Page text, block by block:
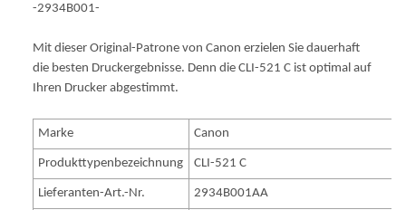
-2934B001-
Mit dieser Original-Patrone von Canon erzielen Sie dauerhaft
die besten Druckergebnisse. Denn die CLI-521 C ist optimal auf
Ihren Drucker abgestimmt.
Marke Canon
Produkttypenbezeichnung CLI-521 C
Lieferanten-Art.-Nr. 2934B001AA